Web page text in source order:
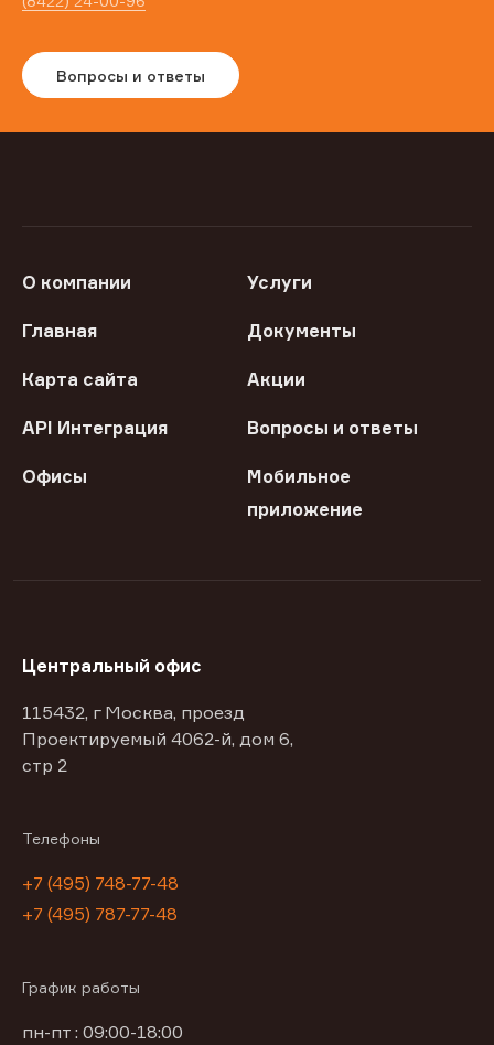
Вопросы и ответы
О компании Услуги
Главная Документы
Карта сайта Акции
API Интеграция Вопросы и ответы
Офисы
Мобильное
приложение
Центральный офис
115432, г Москва, проезд
Проектируемый 4062-й, дом 6,
стр 2
Телефоны
+7 (495) 748-77-48
+7 (495) 787-77-48
График работы
пн-пт : 09:00-18:00